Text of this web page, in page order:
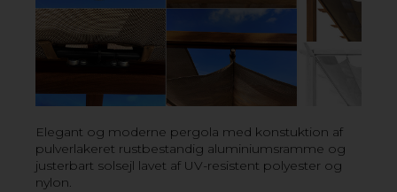
Elegant og moderne pergola med konstuktion af
pulverlakeret rustbestandig aluminiumsramme og
justerbart solsejl lavet af UV-resistent polyester og
nylon.
TILBEHØR TIL PERGOLA
eller et ekstra lærred.
GOP PALERMO PERGOLA GARDIN